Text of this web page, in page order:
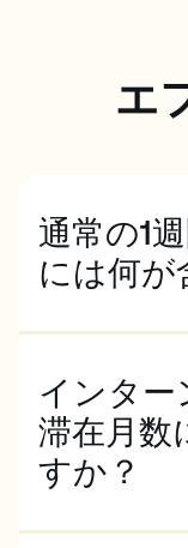
エ
通常の1
には何が
イムのインター
ルプログラムに
インター
滞在月数
すか？